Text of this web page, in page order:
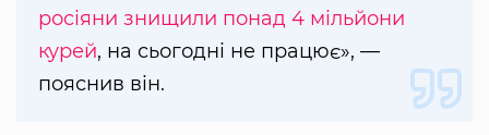
росіяни знищили понад 4 мільйони
курей, на сьогодні не працює», —
пояснив він.